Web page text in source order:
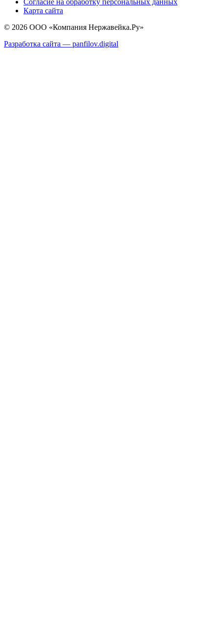
Согласие на обработку персональных данных
Карта сайта
© 2026 ООО «Компания Нержавейка.Ру»
Разработка сайта — panfilov.digital